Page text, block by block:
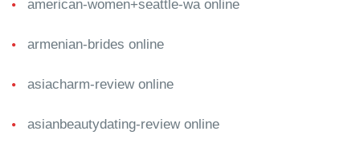
american-women+seattle-wa online
armenian-brides online
asiacharm-review online
asianbeautydating-review online